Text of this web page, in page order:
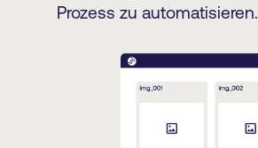
Prozess zu automatisieren.